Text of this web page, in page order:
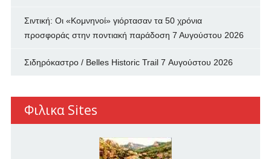
Σιντική: Οι «Κομνηνοί» γιόρτασαν τα 50 χρόνια
προσφοράς στην ποντιακή παράδοση 7 Αυγούστου 2026
Σιδηρόκαστρο / Belles Historic Trail 7 Αυγούστου 2026
Φιλικα Sites